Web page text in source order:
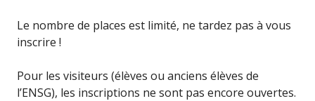
Le nombre de places est limité, ne tardez pas à vous
inscrire !
Pour les visiteurs (élèves ou anciens élèves de
l’ENSG), les inscriptions ne sont pas encore ouvertes.